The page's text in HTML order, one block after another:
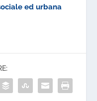
ed urbana